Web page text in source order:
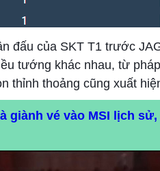
đấu của SKT T1 trước
tướng khác nhau, từ
thoảng cũng xuất
giành vé vào MSI lịch